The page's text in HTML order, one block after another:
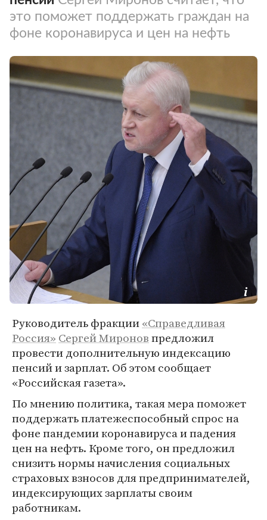
это поможет поддержать граждан на
фоне коронавируса и цен на нефть
Руководитель фракции«Справедливая
Россия» Сергей Мироновпредложил
провести дополнительную индексацию
пенсий и зарплат. Об этом сообщает
«Российская газета».
По мнению политика, такая мера поможет
поддержать платежеспособный спрос на
фоне пандемии коронавируса и падения
цен на нефть. Кроме того, он предложил
снизить нормы начисления социальных
страховых взносов для предпринимателей,
индексирующих зарплаты своим
работникам.